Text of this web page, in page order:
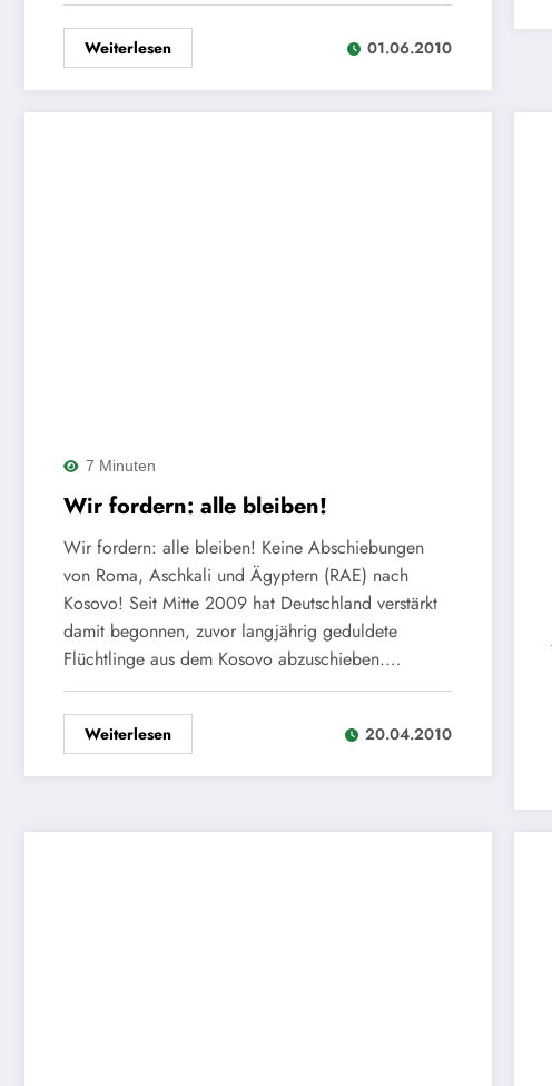
Weiterlesen 01.06.2010
7 Minuten
Wir fordern: alle bleiben!
Wir fordern: alle bleiben! Keine Abschiebungen
von Roma, Aschkali und Ägyptern (RAE) nach
Kosovo! Seit Mitte 2009 hat Deutschland verstärkt
damit begonnen, zuvor langjährig geduldete
Flüchtlinge aus dem Kosovo abzuschieben.…
Weiterlesen 20.04.2010